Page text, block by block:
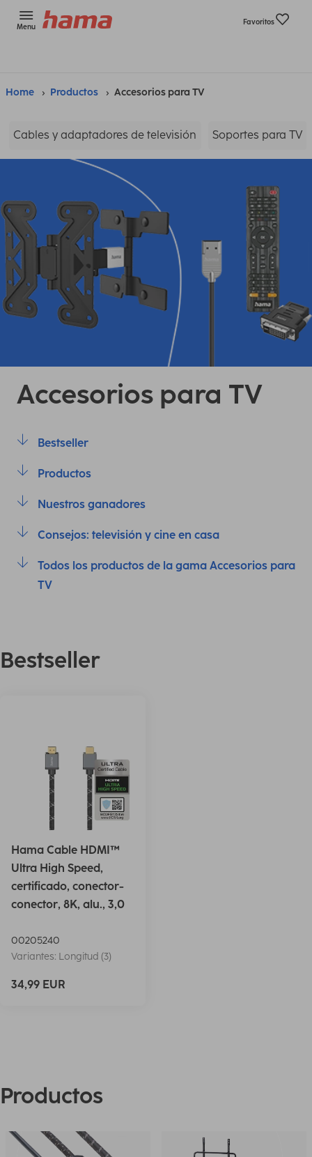
Menu
Favoritos
Home Productos Accesorios para TV
Cables y adaptadores de televisión Soportes para TV
Accesorios para TV
Bestseller
Productos
Nuestros ganadores
Consejos: televisión y cine en casa
Todos los productos de la gama Accesorios para
TV
Bestseller
Hama Cable HDMI™
Ultra High Speed,
certificado, conector-
conector, 8K, alu., 3,0
00205240
Variantes: Longitud (3)
34,99 EUR
Productos